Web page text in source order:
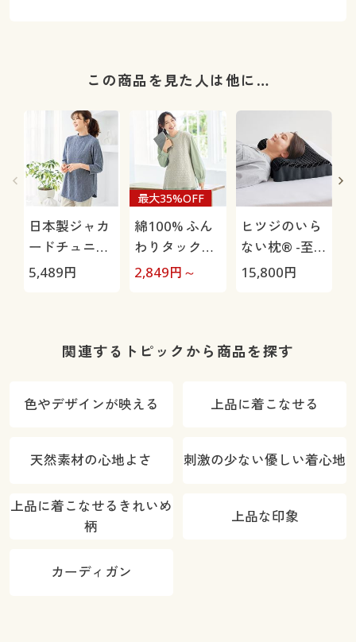
この商品を見た人は他に…
日本製ジャカ
ードチュニッ
ク(7分袖)
5,489円
綿100% ふん
わりタックブ
ラウス
最大35%OFF
2,849円～
ヒツジのいら
ない枕® -至
極-
15,800円
関連するトピックから商品を探す
色やデザインが映える 上品に着こなせる
天然素材の心地よさ 刺激の少ない優しい着心地
上品に着こなせるきれいめ
柄
上品な印象
カーディガン